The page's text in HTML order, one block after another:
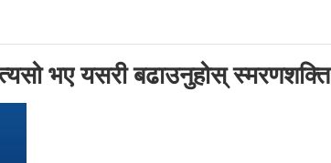
भए यसरी बढाउनुहोस् स्मरणशक्ति